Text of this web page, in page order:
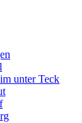
unter Teck